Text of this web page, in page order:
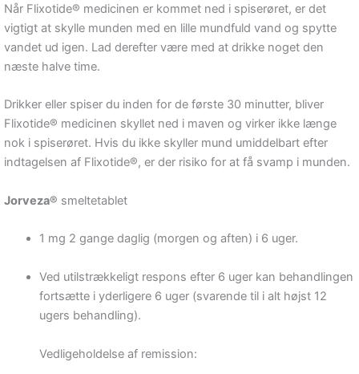
Når Flixotide® medicinen er kommet ned i spiserøret, er det
vigtigt at skylle munden med en lille mundfuld vand og spytte
vandet ud igen. Lad derefter være med at drikke noget den
næste halve time.
Drikker eller spiser du inden for de første 30 minutter, bliver
Flixotide® medicinen skyllet ned i maven og virker ikke længe
nok i spiserøret. Hvis du ikke skyller mund umiddelbart efter
indtagelsen af Flixotide®, er der risiko for at få svamp i munden.
Jorveza® smeltetablet
1 mg 2 gange daglig (morgen og aften) i 6 uger.
Ved utilstrækkeligt respons efter 6 uger kan behandlingen
fortsætte i yderligere 6 uger (svarende til i alt højst 12
ugers behandling).
Vedligeholdelse af remission: